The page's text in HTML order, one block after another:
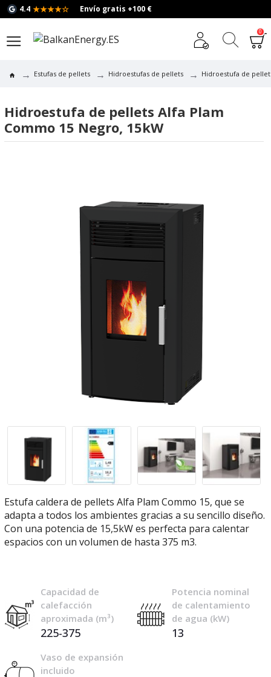
4.4 ★★★★☆ Envío gratis +100 €
0
Estufas de pellets Hidroestufas de pellets Hidroestufa de
Hidroestufa de pellets Alfa Plam
Commo 15 Negro, 15kW
Estufa caldera de pellets Alfa Plam Commo 15, que se
adapta a todos los ambientes gracias a su sencillo diseño.
Con una potencia de 15,5kW es perfecta para calentar
espacios con un volumen de hasta 375 m3.
Capacidad de
calefacción
aproximada (m³)
225-375
Potencia nominal
de calentamiento
de agua (kW)
13
Vaso de expansión
incluido